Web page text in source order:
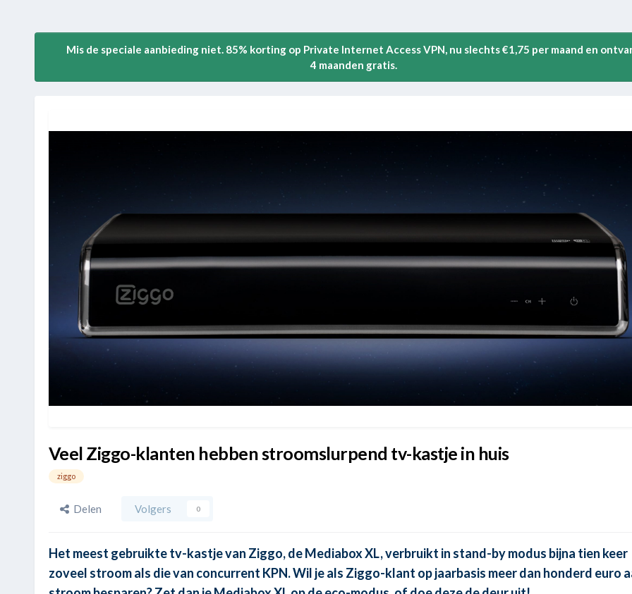
Mis de speciale aanbieding niet. 85% korting op Private Internet Access VPN, nu slechts €1,75 per maand en
4 maanden gratis.
Veel Ziggo-klanten hebben stroomslurpend tv-kastje in huis
ziggo
Delen Volgers 0
Het meest gebruikte tv-kastje van Ziggo, de Mediabox XL, verbruikt in stand-by modus bijna tien keer
zoveel stroom als die van concurrent KPN. Wil je als Ziggo-klant op jaarbasis meer dan honderd euro